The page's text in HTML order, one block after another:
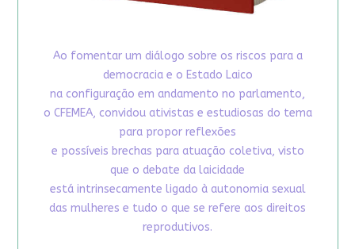
Ao fomentar um diálogo sobre os riscos para a
democracia e o Estado Laico
na configuração em andamento no parlamento,
o CFEMEA, convidou ativistas e estudiosas do tema
para propor reflexões
e possíveis brechas para atuação coletiva, visto
que o debate da laicidade
está intrinsecamente ligado à autonomia sexual
das mulheres e tudo o que se refere aos direitos
reprodutivos.